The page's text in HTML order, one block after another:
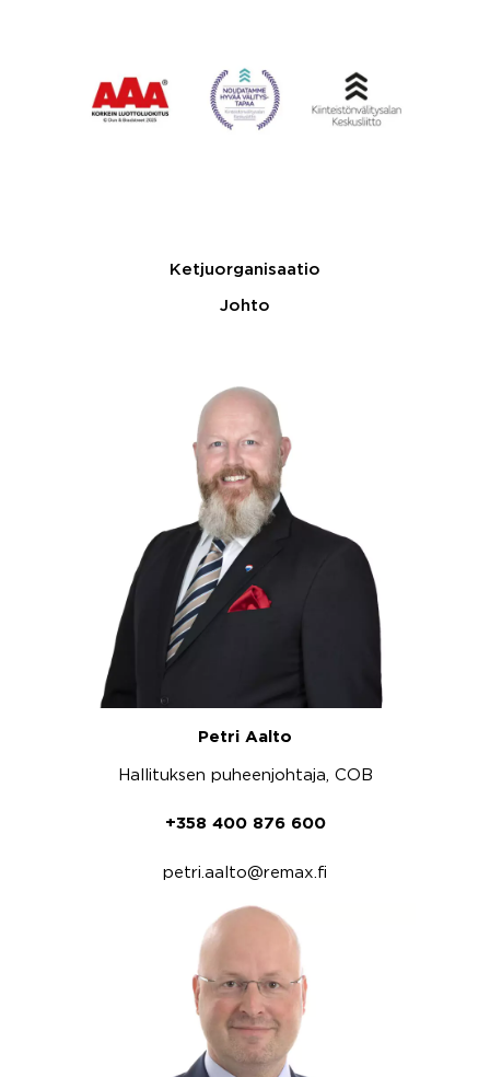
Ketjuorganisaatio
Johto
Petri Aalto
Hallituksen puheenjohtaja, COB
+358 400 876 600
petri.aalto@remax.fi